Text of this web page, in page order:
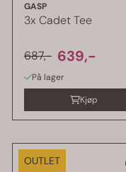
GASP
3x Cadet Tee
687,- 639,-
På lager
Kjøp
OUTLET